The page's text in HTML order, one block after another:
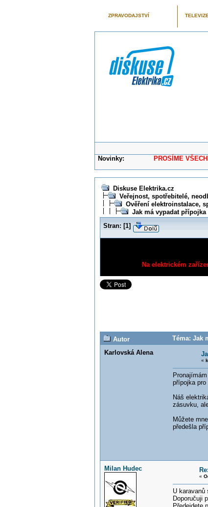
ZPRAVODAJSTVÍ TELEVIZE
Novinky: PROSÍME VŠECHNY
Diskuse Elektrika.cz
Veřejnost, spotřebitelé,
Ověření elektroinstalace,
Jak má vypadat přípojka
Stran: [1]
Na elektrickém
Autor
Téma: Jak
Karlovská Alena
«
přípojka
Náš
zásuvku,
Můžete
předešla
Milan Hudec
«
U
Doporučuji